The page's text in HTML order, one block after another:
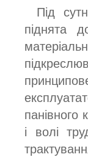
Під
піднята
панівного
і волі